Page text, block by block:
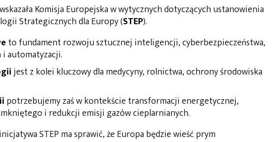
Komisja Europejska w wytycznych dotyczących ustanowienia
Strategicznych dla Europy (STEP).
to fundament rozwoju sztucznej inteligencji, cyberbezpieczeństwa,
automatyzacji.
jest z kolei kluczowy dla medycyny, rolnictwa, ochrony środowiska
potrzebujemy zaś w kontekście transformacji energetycznej,
i redukcji emisji gazów cieplarnianych.
STEP ma sprawić, że Europa będzie wieść prym